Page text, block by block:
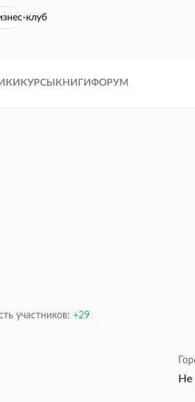
клуб
КУРСЫ КНИГИ ФОРУМ
участников: 29
Не